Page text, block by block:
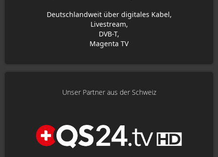
Deutschlandweit über digitales Kabel,
Livestream,
DVB-T,
Magenta TV
Unser Partner aus der Schweiz